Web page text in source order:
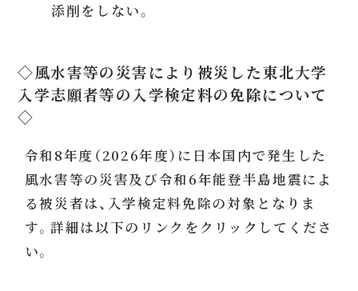
添削をしない。
◇風水害等の災害により被災した東北大学
入学志願者等の入学検定料の免除について
◇
令和8年度（2026年度）に日本国内で発生した
風水害等の災害及び令和6年能登半島地震によ
る被災者は、入学検定料免除の対象となりま
す。詳細は以下のリンクをクリックしてくださ
い。